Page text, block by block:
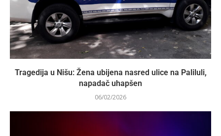
Tragedija u Nišu: Žena ubijena nasred ulice na Paliluli,
napadač uhapšen
06/02/2026